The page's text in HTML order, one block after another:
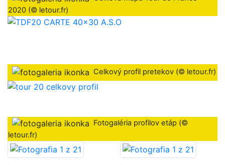
2020 (© letour.fr)
Celkový profil pretekov (© letour.fr)
Fotogaléria profilov etáp (©
letour.fr)